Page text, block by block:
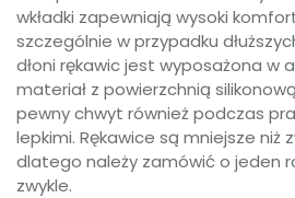
wkładki zapewniają wysoki
szczególnie w przypadku
dłoni rękawic jest wyposażona w
materiał z powierzchnią
pewny chwyt również podczas
lepkimi. Rękawice są mniejsze niż
dlatego należy zamówić o jeden
zwykle.